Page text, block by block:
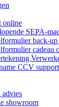
online
SEPA-
back-
cadeau
CCV
showroom